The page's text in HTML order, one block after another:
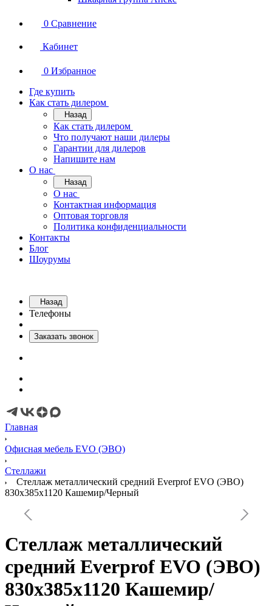
0 Сравнение
Кабинет
0 Избранное
Где купить
Как стать дилером
Назад
Как стать дилером
Что получают наши дилеры
Гарантии для дилеров
Напишите нам
О нас
Назад
О нас
Контактная информация
Оптовая торговля
Политика конфиденциальности
Контакты
Блог
Шоурумы
Назад
Телефоны
Заказать звонок
Главная
Офисная мебель EVO (ЭВО)
Стеллажи
Стеллаж металлический средний Everprof EVO (ЭВО)
830х385x1120 Кашемир/Черный
Стеллаж металлический
средний Everprof EVO (ЭВО)
830х385x1120 Кашемир/